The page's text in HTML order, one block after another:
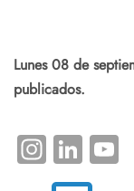
Lunes 08 de
publicados.